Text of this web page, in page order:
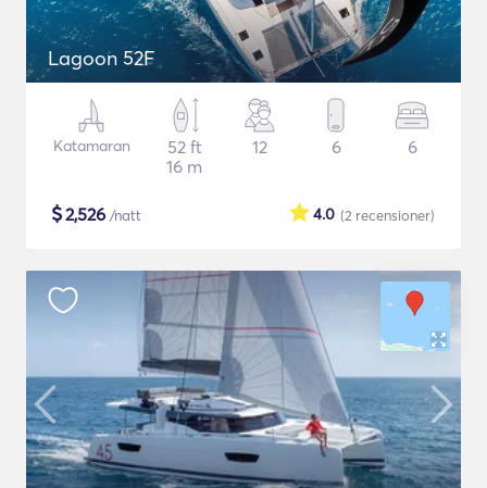
Lagoon 52F
Katamaran
52 ft
16 m
12 6 6
$2,526 /natt (2 recensioner)
4.0